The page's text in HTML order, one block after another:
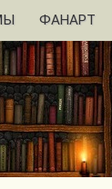
ФАНАРТ